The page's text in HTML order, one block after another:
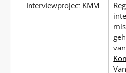
Interviewproject KMM